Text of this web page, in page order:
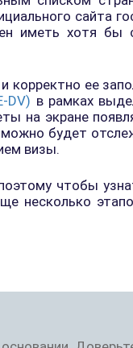
сайта
иметь хотя бы
ее
DV) в рамках
на экране
будет
визы.
чтобы
несколько